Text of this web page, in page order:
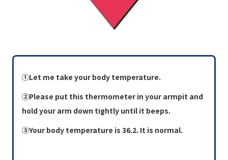
①Let me take your body temperature.
②Please put this thermometer in your armpit and
hold your arm down tightly until it beeps.
③Your body temperature is 36.2. It is normal.